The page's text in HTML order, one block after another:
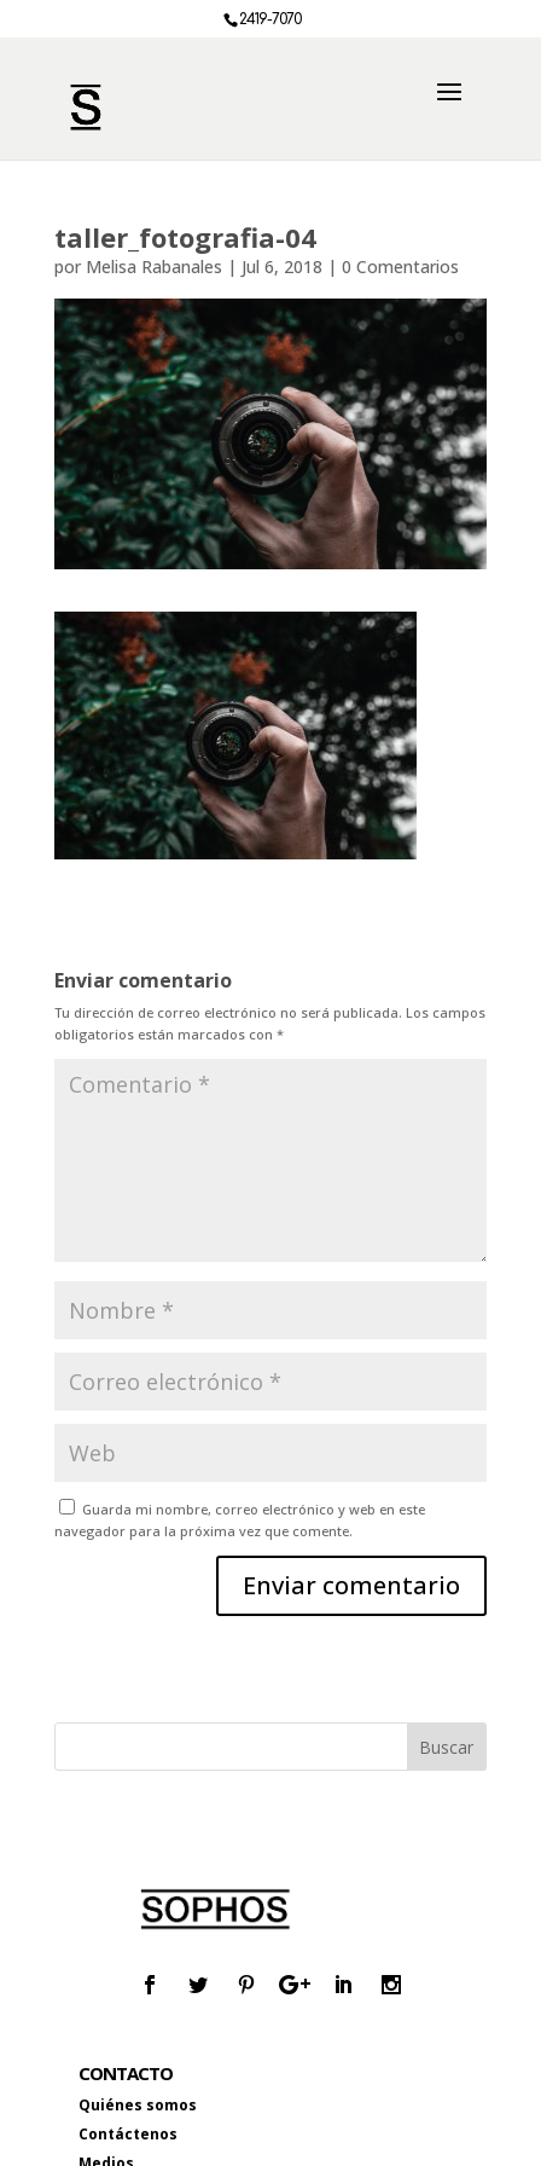
2419-7070
taller_fotografia-04
por Melisa Rabanales | Jul 6, 2018 | 0 Comentarios
Enviar comentario
Tu dirección de correo electrónico no será publicada. Los campos
obligatorios están marcados con *
Guarda mi nombre, correo electrónico y web en este
navegador para la próxima vez que comente.
CONTACTO
Quiénes somos
Contáctenos